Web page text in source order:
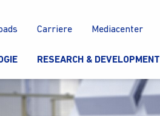
RESEARCH & DEVELOPMENT
Carriere Mediacenter